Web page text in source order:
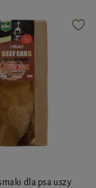
dla psa uszy